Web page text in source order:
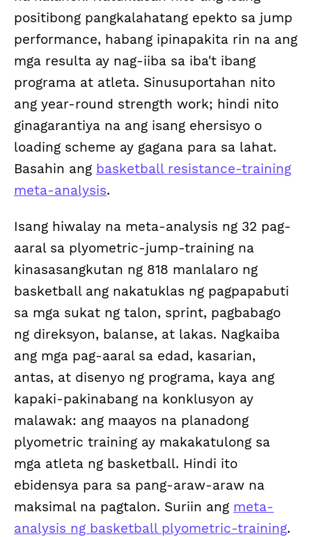
positibong pangkalahatang epekto sa jump
performance, habang ipinapakita rin na ang
mga resulta ay nag-iiba sa iba't ibang
programa at atleta. Sinusuportahan nito
ang year-round strength work; hindi nito
ginagarantiya na ang isang ehersisyo o
loading scheme ay gagana para sa lahat.
Basahin ang basketball resistance-training
meta-analysis.
Isang hiwalay na meta-analysis ng 32 pag-
aaral sa plyometric-jump-training na
kinasasangkutan ng 818 manlalaro ng
basketball ang nakatuklas ng pagpapabuti
sa mga sukat ng talon, sprint, pagbabago
ng direksyon, balanse, at lakas. Nagkaiba
ang mga pag-aaral sa edad, kasarian,
antas, at disenyo ng programa, kaya ang
kapaki-pakinabang na konklusyon ay
malawak: ang maayos na planadong
plyometric training ay makakatulong sa
mga atleta ng basketball. Hindi ito
ebidensya para sa pang-araw-araw na
maksimal na pagtalon. Suriin ang meta-
analysis ng basketball plyometric-training.